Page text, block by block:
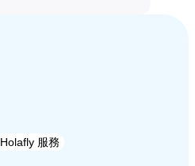
Holafly 服務